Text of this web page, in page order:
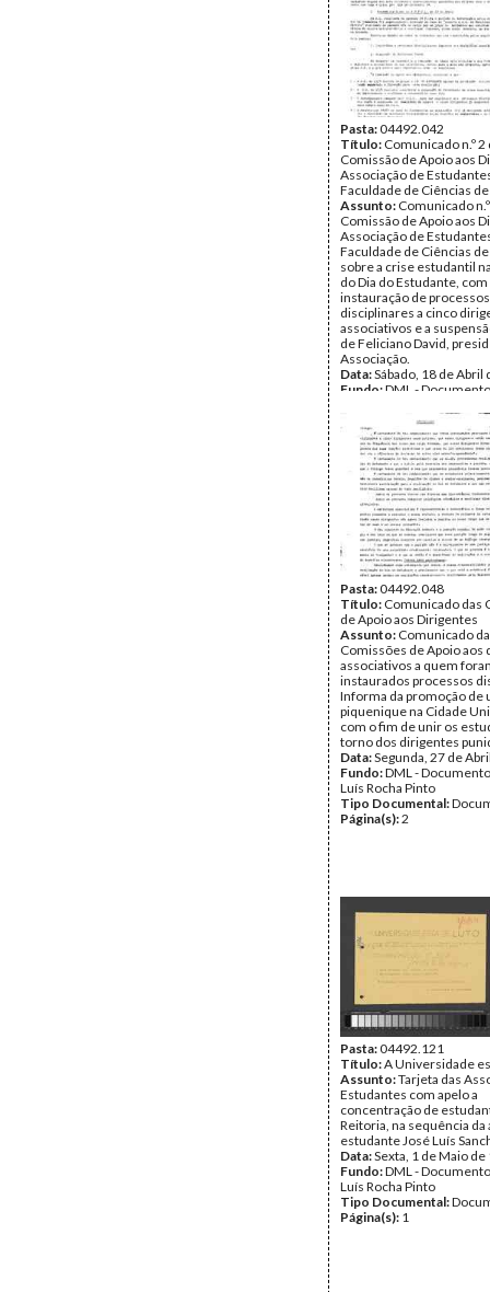
Pasta:04492.042
Título: Comunicado n.º 2
Comissão de Apoio aos
Associação de
Faculdade de Ciências
Assunto: Comunicado
Comissão de Apoio aos
Associação de
Faculdade de Ciências
sobre a crise estudantil
do Dia do Estudante, com
instauração de processos
disciplinares a cinco
associativos e a
de Feliciano David,
Associação.
Data:Sábado, 18 de Abril
Fundo:DML -
Tipo Documental:
Página(s):3
Pasta:04492.048
Título: Comunicado das
de Apoio aos Dirigentes
Assunto: Comunicado
Comissões de Apoio aos
associativos a quem
instaurados processos
Informa da promoção de
piquenique na Cidade
com o fim de unir os
torno dos dirigentes
Data:Segunda, 27 de
Fundo:DML -
Luís Rocha Pinto
Tipo Documental:
Página(s):2
Pasta:04492.121
Título:A Universidade
Assunto:Tarjeta das
Estudantes com apelo a
concentração de
Reitoria, na sequência da
estudante José Luís
Data:Sexta, 1 de Maio de
Fundo:DML -
Luís Rocha Pinto
Tipo Documental:
Página(s): 1